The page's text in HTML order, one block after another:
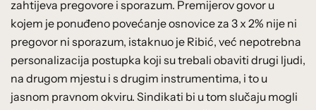
zahtijeva pregovore i sporazum. Premijerov govor u
kojem je ponuđeno povećanje osnovice za 3 x 2% nije ni
pregovor ni sporazum, istaknuo je Ribić, već nepotrebna
personalizacija postupka koji su trebali obaviti drugi ljudi,
na drugom mjestu i s drugim instrumentima, i to u
jasnom pravnom okviru. Sindikati bi u tom slučaju mogli